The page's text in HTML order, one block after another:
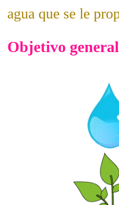
agua que se le
Objetivo general